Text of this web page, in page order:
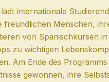
internationale
freundlichen Menschen,
von Spanischkursen
zu wichtigen
Am Ende des Programms
gewonnen, ihre